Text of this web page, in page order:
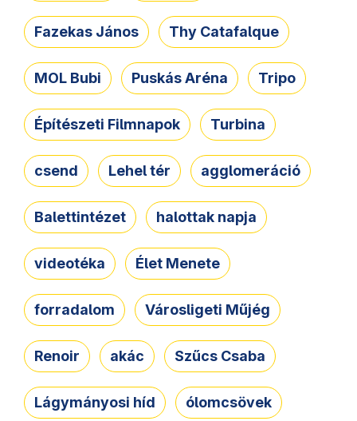
Fazekas János Thy Catafalque
MOL Bubi Puskás Aréna Tripo
Építészeti Filmnapok Turbina
csend Lehel tér agglomeráció
Balettintézet halottak napja
videotéka Élet Menete
forradalom Városligeti Műjég
Renoir akác Szűcs Csaba
Lágymányosi híd ólomcsövek